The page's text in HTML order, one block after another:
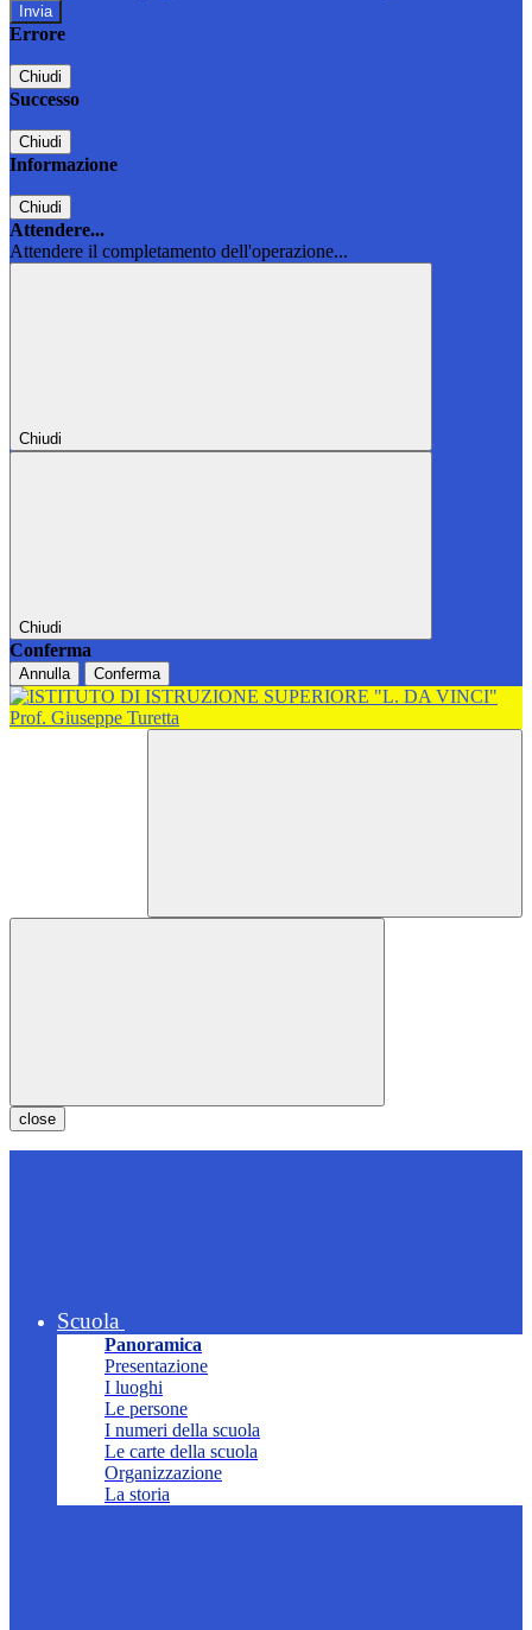
Errore
Chiudi
Successo
Chiudi
Informazione
Chiudi
Attendere...
Attendere il completamento dell'operazione...
Chiudi
Chiudi
Conferma
Annulla Conferma
close
Scuola
Panoramica
Presentazione
I luoghi
Le persone
I numeri della scuola
Le carte della scuola
Organizzazione
La storia